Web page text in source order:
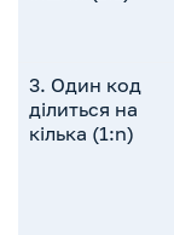
3. Один код
ділиться на
кілька (1:n)